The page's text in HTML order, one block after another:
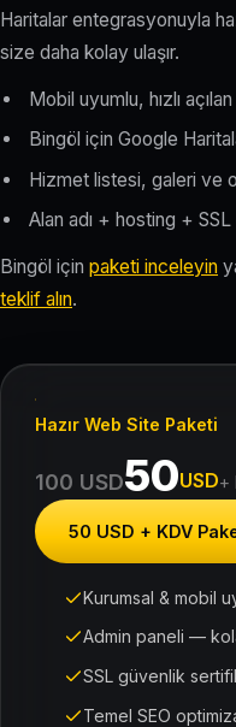
Haritalar entegrasyonuyla
size daha kolay ulaşır.
Mobil uyumlu, hızlı
Bingöl için Google
Hizmet listesi, galeri ve
Alan adı + hosting + SSL
Bingöl için paketi inceleyin
teklif alın.
Hazır Web Site Paketi
100 USD50USD+
50 USD + KDV
Kurumsal & mobil
Admin paneli —
SSL güvenlik
Temel SEO